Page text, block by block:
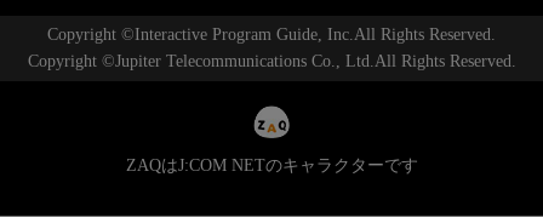
Copyright ©Interactive Program Guide, Inc.All Rights Reserved.
Copyright ©Jupiter Telecommunications Co., Ltd.All Rights Reserved.
ZAQはJ:COM NETのキャラクターです